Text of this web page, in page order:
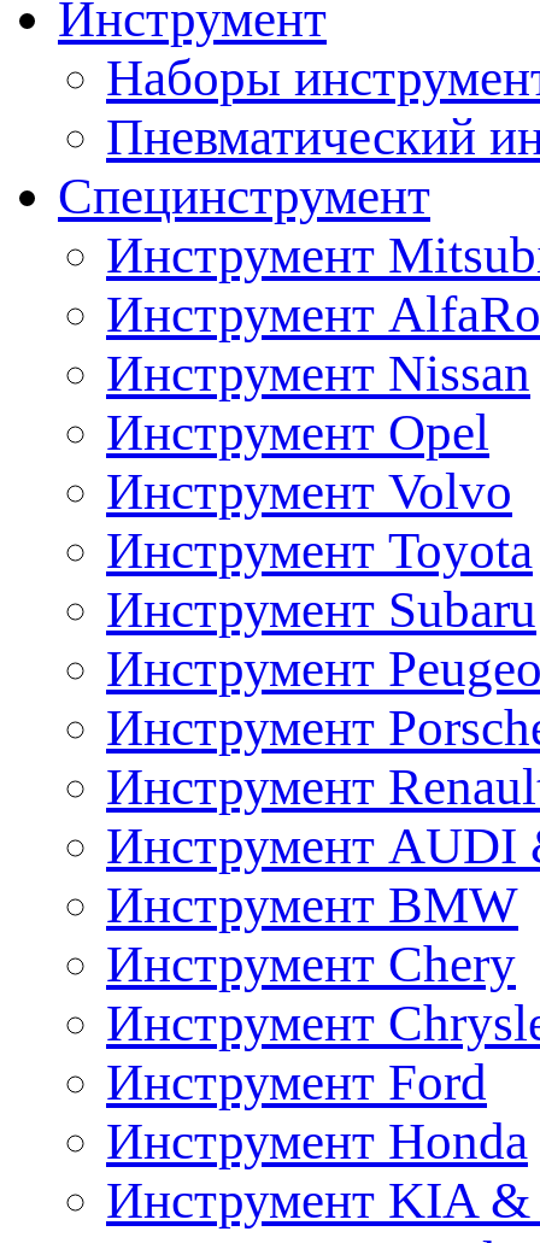
Инструмент
Наборы
Пневматический
Специнструмент
Инструмент
Инструмент
Инструмент Nissan
Инструмент Opel
Инструмент Volvo
Инструмент Toyota
Инструмент Subaru
Инструмент
Инструмент
Инструмент
Инструмент AUDI
Инструмент BMW
Инструмент Chery
Инструмент
Инструмент Ford
Инструмент Honda
Инструмент KIA